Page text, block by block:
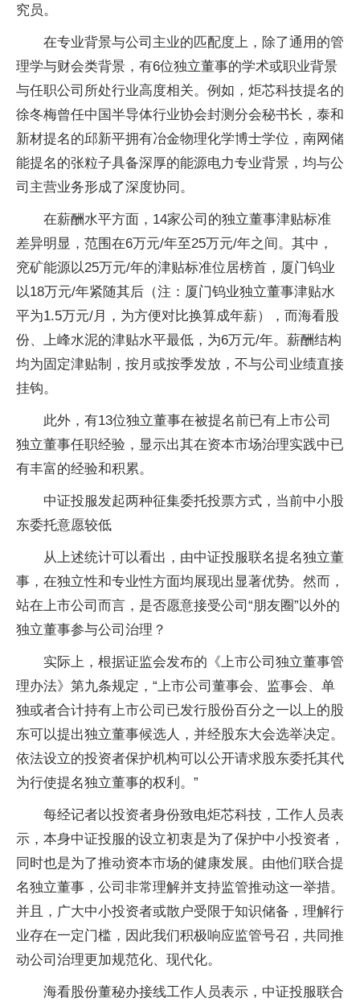
究员。
在专业背景与公司主业的匹配度上，除了通用的管
理学与财会类背景，有6位独立董事的学术或职业背景
与任职公司所处行业高度相关。例如，炬芯科技提名的
徐冬梅曾任中国半导体行业协会封测分会秘书长，泰和
新材提名的邱新平拥有冶金物理化学博士学位，南网储
能提名的张粒子具备深厚的能源电力专业背景，均与公
司主营业务形成了深度协同。
在薪酬水平方面，14家公司的独立董事津贴标准
差异明显，范围在6万元/年至25万元/年之间。其中，
兖矿能源以25万元/年的津贴标准位居榜首，厦门钨业
以18万元/年紧随其后（注：厦门钨业独立董事津贴水
平为1.5万元/月，为方便对比换算成年薪），而海看股
份、上峰水泥的津贴水平最低，为6万元/年。薪酬结构
均为固定津贴制，按月或按季发放，不与公司业绩直接
挂钩。
此外，有13位独立董事在被提名前已有上市公司
独立董事任职经验，显示出其在资本市场治理实践中已
有丰富的经验和积累。
中证投服发起两种征集委托投票方式，当前中小股
东委托意愿较低
从上述统计可以看出，由中证投服联名提名独立董
事，在独立性和专业性方面均展现出显著优势。然而，
站在上市公司而言，是否愿意接受公司“朋友圈”以外的
独立董事参与公司治理？
实际上，根据证监会发布的《上市公司独立董事管
理办法》第九条规定，“上市公司董事会、监事会、单
独或者合计持有上市公司已发行股份百分之一以上的股
东可以提出独立董事候选人，并经股东大会选举决定。
依法设立的投资者保护机构可以公开请求股东委托其代
为行使提名独立董事的权利。”
每经记者以投资者身份致电炬芯科技，工作人员表
示，本身中证投服的设立初衷是为了保护中小投资者，
同时也是为了推动资本市场的健康发展。由他们联合提
名独立董事，公司非常理解并支持监管推动这一举措。
并且，广大中小投资者或散户受限于知识储备，理解行
业存在一定门槛，因此我们积极响应监管号召，共同推
动公司治理更加规范化、现代化。
海看股份董秘办接线工作人员表示，中证投服联合